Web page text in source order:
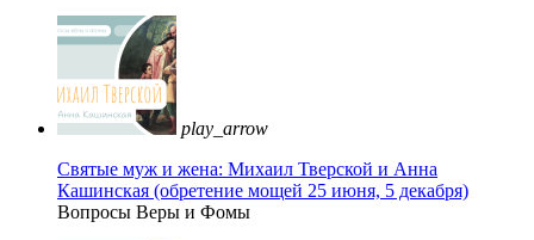
play_arrow
Святые муж и жена: Михаил Тверской и Анна
Кашинская (обретение мощей 25 июня, 5 декабря)
Вопросы Веры и Фомы